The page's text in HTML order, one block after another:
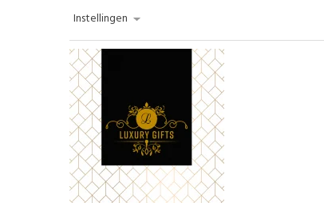
Instellingen